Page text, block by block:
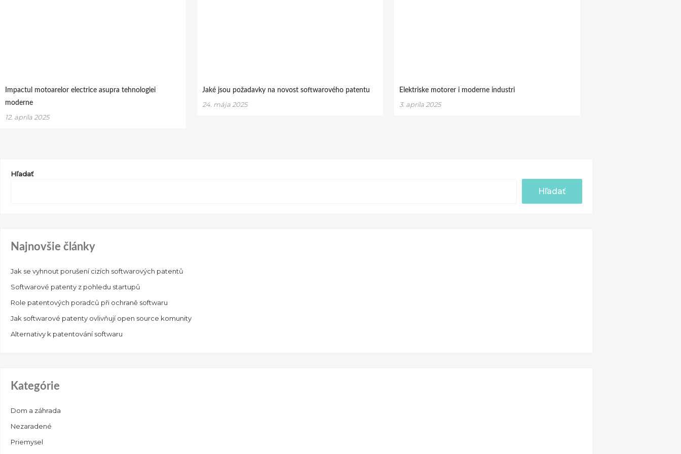
Impactul motoarelor electrice asupra tehnologiei
moderne
12. apríla 2025
Jaké jsou požadavky na novost softwarového patentu
24. mája 2025
Elektriske motorer i moderne industri
3. apríla 2025
Hľadať
Hľadať
Najnovšie články
Jak se vyhnout porušení cizích softwarových patentů
Softwarové patenty z pohledu startupů
Role patentových poradců při ochraně softwaru
Jak softwarové patenty ovlivňují open source komunity
Alternativy k patentování softwaru
Kategórie
Dom a záhrada
Nezaradené
Priemysel